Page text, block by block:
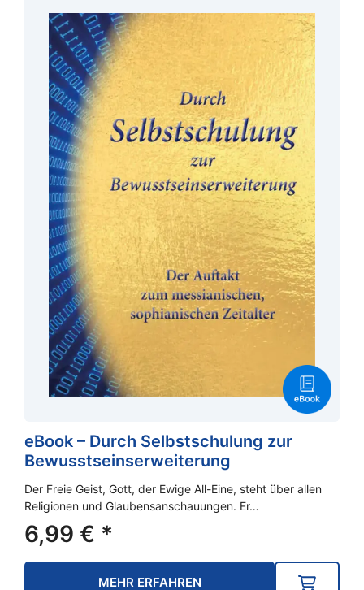
eBook – Durch Selbstschulung zur
Bewusstseinserweiterung
Der Freie Geist, Gott, der Ewige All-Eine, steht über allen
Religionen und Glaubensanschauungen. Er…
6,99 € *
MEHR ERFAHREN